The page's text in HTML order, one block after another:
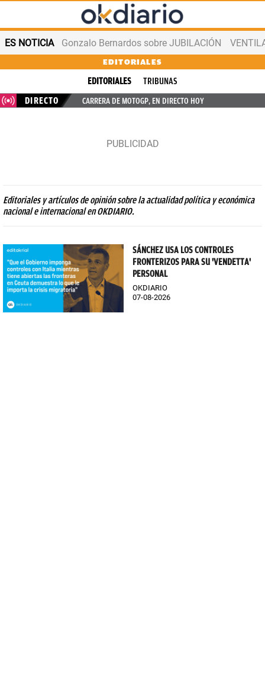
ES NOTICIA Gonzalo Bernardos sobre JUBILACIÓN
EDITORIALES
EDITORIALES
TRIBUNAS
DIRECTO
CARRERA DE MOTOGP, EN DIRECTO HOY
Editoriales y artículos de opinión sobre la actualidad política y económica
nacional e internacional en OKDIARIO.
SÁNCHEZ USA LOS CONTROLES
FRONTERIZOS PARA SU 'VENDETTA'
PERSONAL
OKDIARIO
07-08-2026